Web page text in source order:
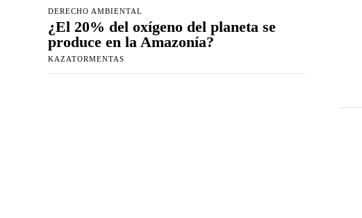
DERECHO AMBIENTAL
¿El 20% del oxígeno del planeta se
produce en la Amazonía?
KAZATORMENTAS